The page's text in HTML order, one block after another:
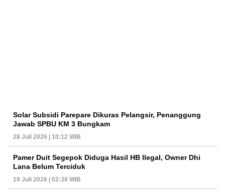
Solar Subsidi Parepare Dikuras Pelangsir, Penanggung
Jawab SPBU KM 3 Bungkam
28 Juli 2026 | 10:12 WIB
Pamer Duit Segepok Diduga Hasil HB Ilegal, Owner Dhi
Lana Belum Terciduk
19 Juli 2026 | 02:38 WIB